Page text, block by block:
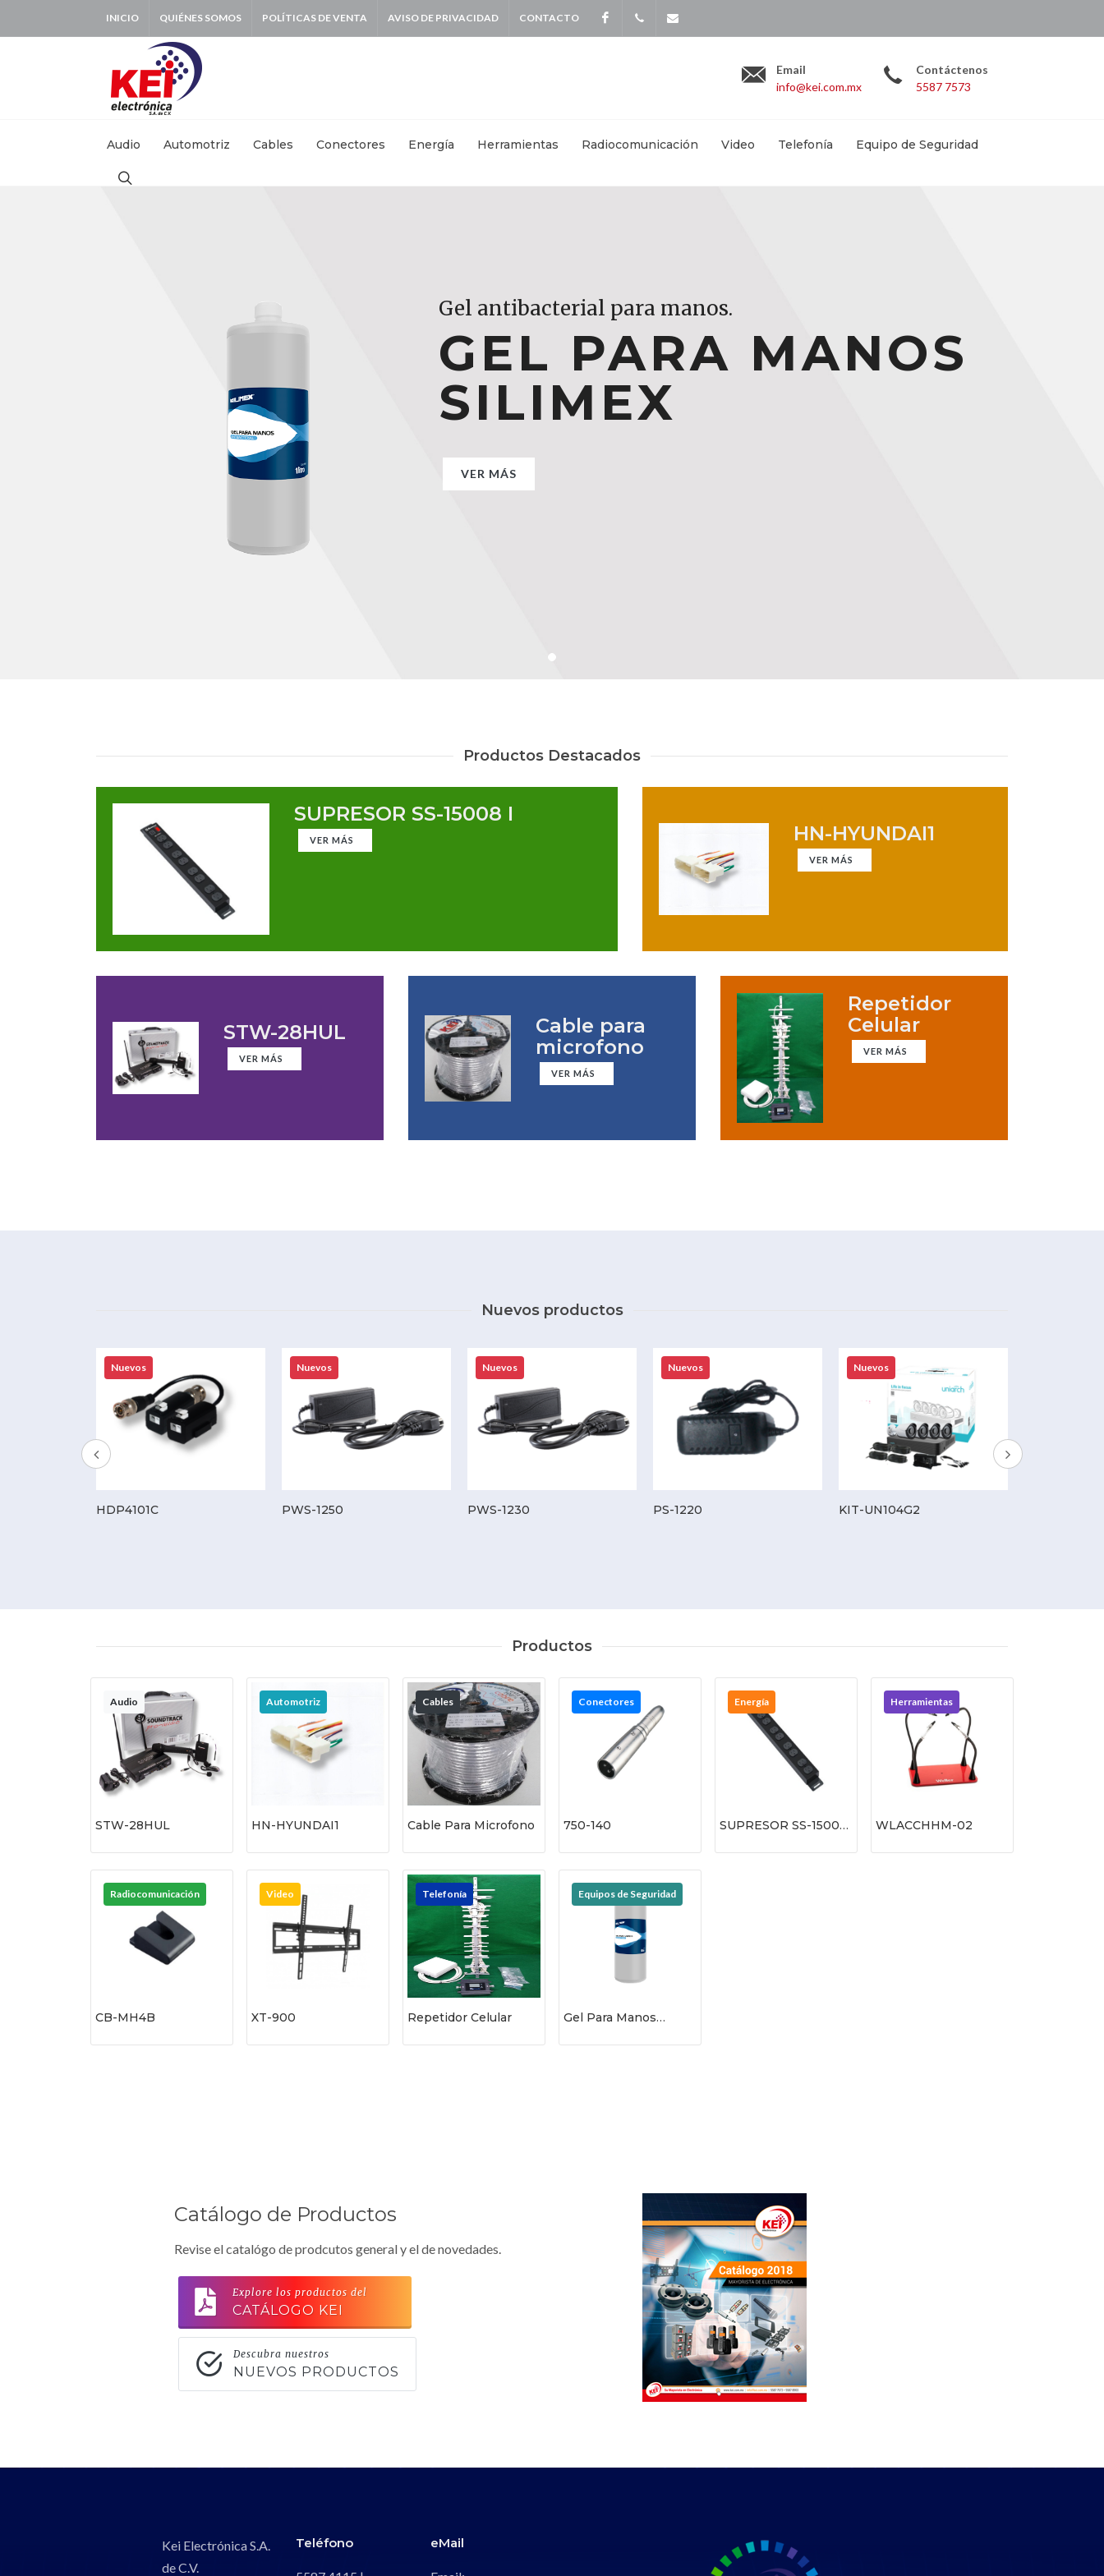
INICIO QUIÉNES SOMOS POLÍTICAS DE VENTA AVISO DE PRIVACIDAD CONTACTO Facebook
Email
info@kei.com.mx
Contáctenos
5587 7573
Audio Automotriz Cables Conectores Energía Herramientas Radiocomunicación Video Telefonía Equipo de Seguridad
Gel antibacterial para manos.
GEL PARA MANOS
SILIMEX
VER MÁS
Gel antibacterial para manos.
GEL PARA MANOS
SILIMEX
VER MÁS
Gel antibacterial para manos.
GEL PARA MANOS
SILIMEX
VER MÁS
Productos Destacados
SUPRESOR SS-15008 I
VER MÁS HN-HYUNDAI1
VER MÁS
STW-28HUL
VER MÁS
Cable para
microfono
VER MÁS
Repetidor
Celular
VER MÁS
Nuevos productos
Nuevos
HDP4101C
Nuevos
PWS-1250
Nuevos
PWS-1230
Nuevos
PS-1220
Nuevos
KIT-UN104G2
Productos
Audio
STW-28HUL
Automotriz
HN-HYUNDAI1
Cables
Cable Para Microfono
Conectores
750-140
Energía
SUPRESOR SS-15008
Herramientas
WLACCHHM-02
Radiocomunicación
CB-MH4B
Video
XT-900
Telefonía
Repetidor Celular
Equipos de Seguridad
Gel Para Manos
Catálogo de Productos
Revise el catalógo de prodcutos general y el de novedades.
Explore los productos del
CATÁLOGO KEI
Descubra nuestros
NUEVOS PRODUCTOS
Kei Electrónica S.A.
de C.V.
Teléfono eMail